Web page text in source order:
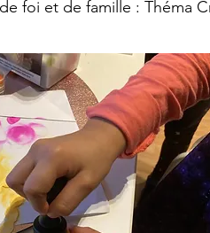
foi et de famille : Théma